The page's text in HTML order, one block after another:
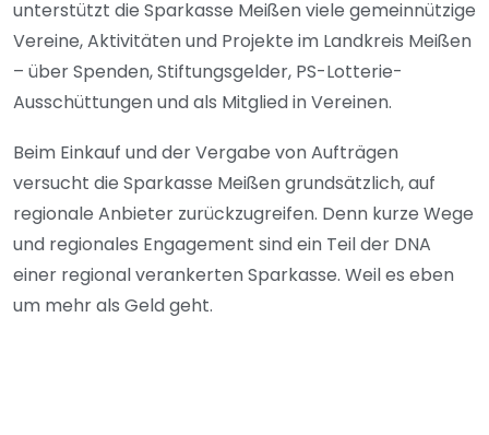
unterstützt die Sparkasse Meißen viele gemeinnützige
Vereine, Aktivitäten und Projekte im Landkreis Meißen
– über Spenden, Stiftungsgelder, PS-Lotterie-
Ausschüttungen und als Mitglied in Vereinen.
Beim Einkauf und der Vergabe von Aufträgen
versucht die Sparkasse Meißen grundsätzlich, auf
regionale Anbieter zurückzugreifen. Denn kurze Wege
und regionales Engagement sind ein Teil der DNA
einer regional verankerten Sparkasse. Weil es eben
um mehr als Geld geht.